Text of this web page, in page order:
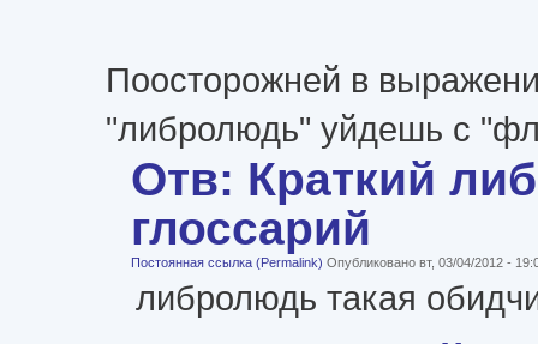
Поосторожней в
"либролюдь" уйдешь с
Отв: Краткий
глоссарий
Постоянная ссылка (Permalink) Опубликовано вт, 03/04/2012 -
либролюдь такая